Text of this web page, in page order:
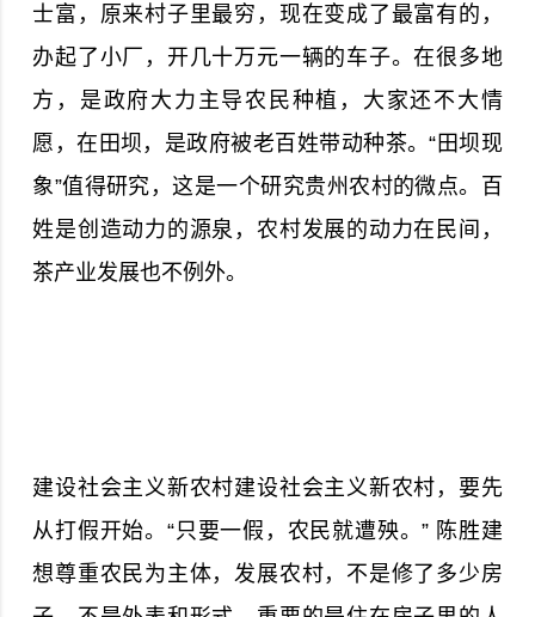
士富，原来村子里最穷，现在变成了最富有的，
办起了小厂，开几十万元一辆的车子。在很多地
方，是政府大力主导农民种植，大家还不大情
愿，在田坝，是政府被老百姓带动种茶。“田坝现
象”值得研究，这是一个研究贵州农村的微点。百
姓是创造动力的源泉，农村发展的动力在民间，
茶产业发展也不例外。
建设社会主义新农村建设社会主义新农村，要先
从打假开始。“只要一假，农民就遭殃。” 陈胜建
想尊重农民为主体，发展农村，不是修了多少房